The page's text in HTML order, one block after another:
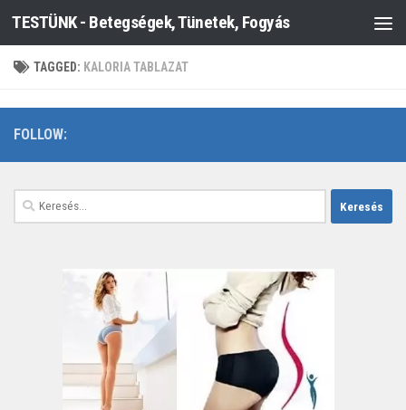
Skip to content
TESTÜNK - Betegségek, Tünetek, Fogyás
TAGGED: KALORIA TABLAZAT
FOLLOW:
Keresés: